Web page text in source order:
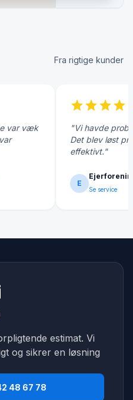
Fra rigtige kunder
var væk
starstarstarstar
"Vi havde
Det blev løst
effektivt."
E
Se service
estimat. Vi
og sikrer en løsning
48 67 78